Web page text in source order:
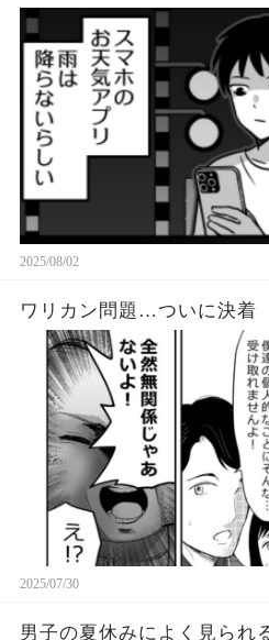
2025/08/02
ワリカン問題…ついに決着
2025/07/30
男子の夏休みによく見られ